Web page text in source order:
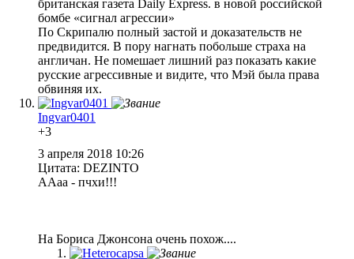
британская газета Daily Express. в новой российской
бомбе «сигнал агрессии»
По Скрипалю полный застой и доказательств не
предвидится. В пору нагнать побольше страха на
англичан. Не помешает лишний раз показать какие
русские агрессивные и видите, что Мэй была права
обвиняя их.
Ingvar0401
+3
3 апреля 2018 10:26
Цитата: DEZINTO
ААаа - пчхи!!!
На Бориса Джонсона очень похож....